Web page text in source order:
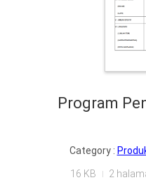
Program
Category :
16 KB 2